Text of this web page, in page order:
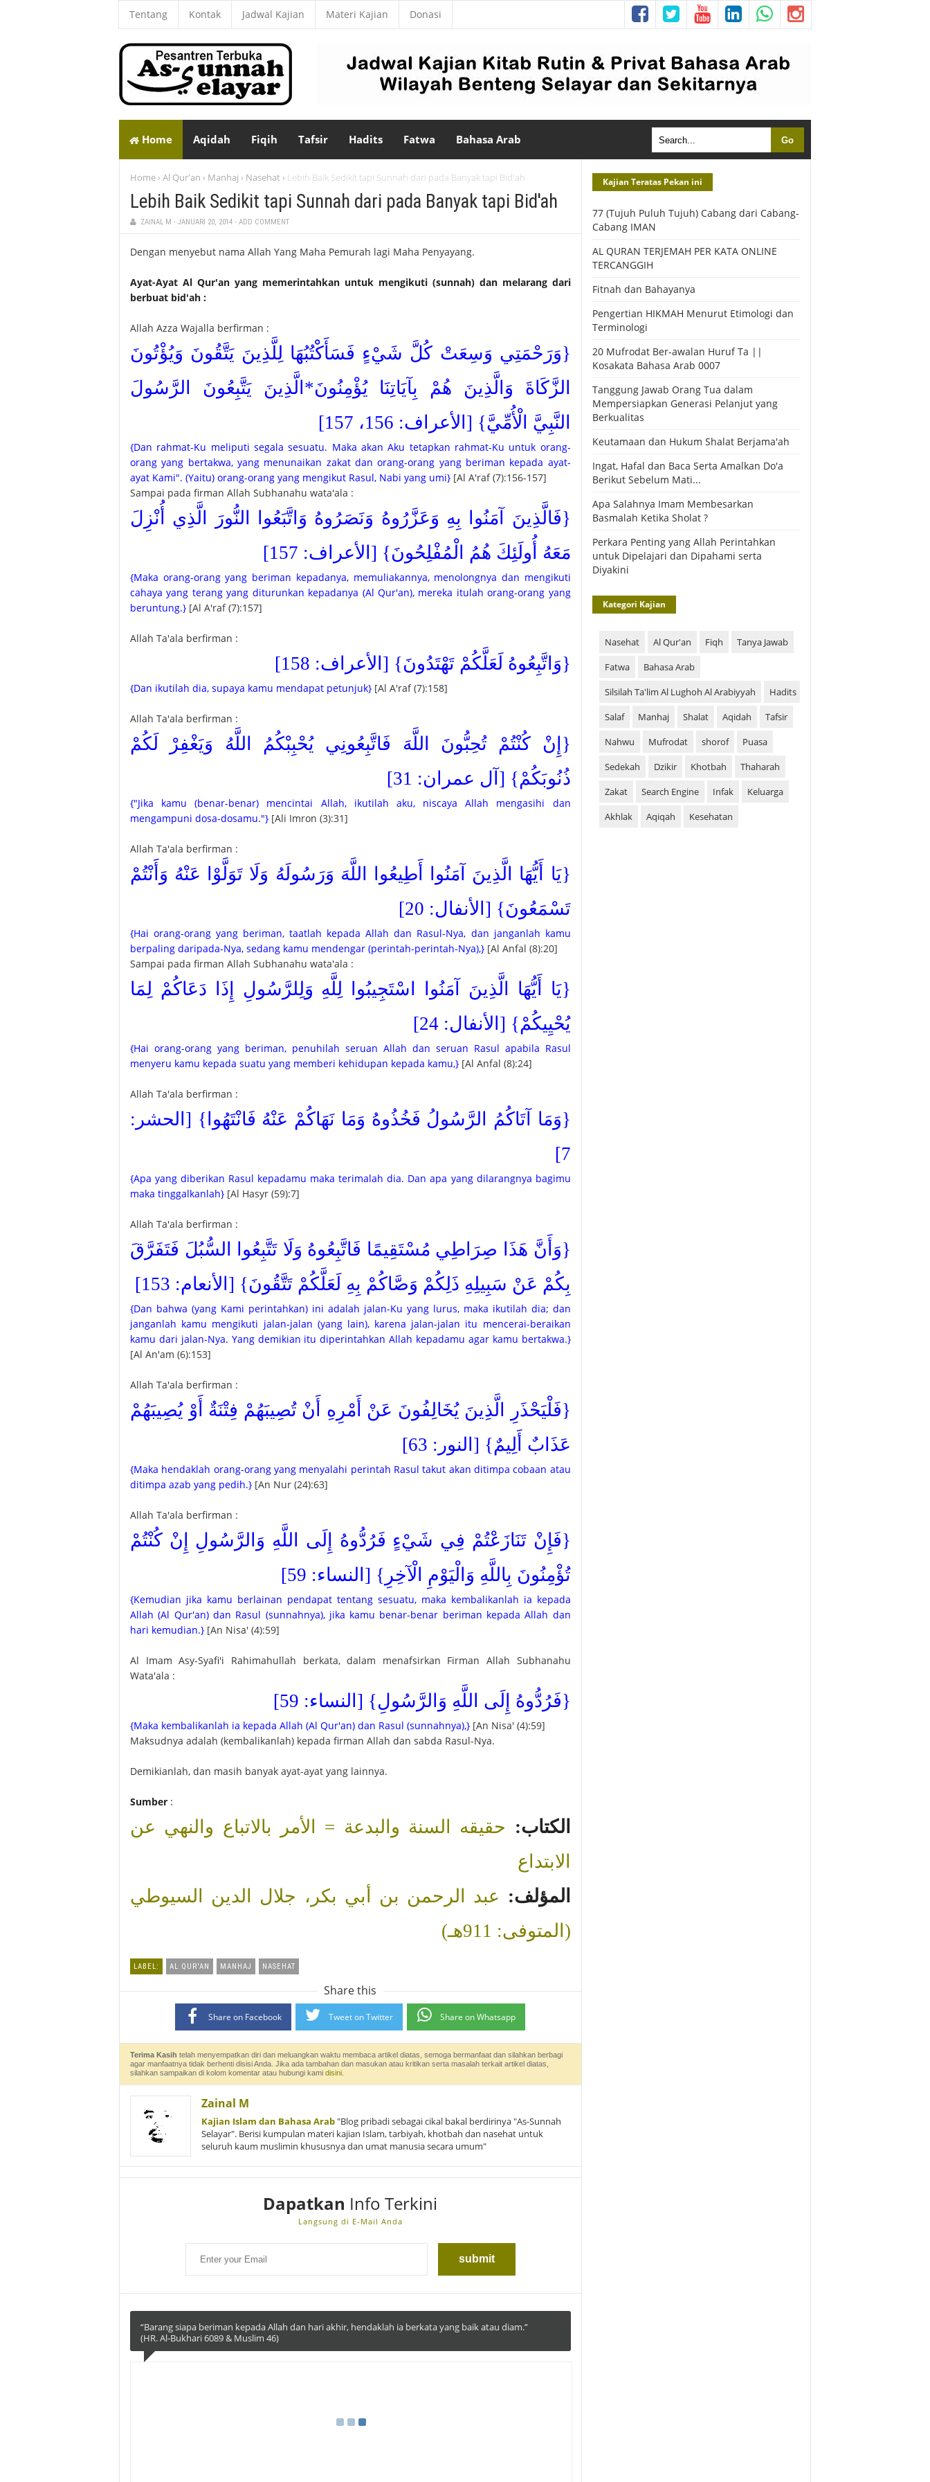
Tentang Kontak Jadwal Kajian Materi Kajian Donasi
Home Aqidah Fiqih Tafsir Hadits Fatwa Bahasa Arab
Home › Al Qur'an › Manhaj › Nasehat › Lebih Baik Sedikit tapi Sunnah dari pada Banyak tapi Bid'ah
Lebih Baik Sedikit tapi Sunnah dari pada Banyak tapi Bid'ah
ZAINAL M - JANUARI 20, 2014 - ADD COMMENT
Dengan menyebut nama Allah Yang Maha Pemurah lagi Maha Penyayang.
Ayat-Ayat Al Qur'an yang memerintahkan untuk mengikuti (sunnah) dan melarang dari
berbuat bid'ah :
Allah Azza Wajalla berfirman :
{وَرَحْمَتِي وَسِعَتْ كُلَّ شَيْءٍ فَسَأَكْتُبُهَا لِلَّذِينَ يَتَّقُونَ وَيُؤْتُونَ
الزَّكَاةَ وَالَّذِينَ هُمْ بِآيَاتِنَا يُؤْمِنُونَ*الَّذِينَ يَتَّبِعُونَ الرَّسُولَ
النَّبِيَّ الْأُمِّيَّ} [الأعراف: 156، 157]
{Dan rahmat-Ku meliputi segala sesuatu. Maka akan Aku tetapkan rahmat-Ku untuk orang-
orang yang bertakwa, yang menunaikan zakat dan orang-orang yang beriman kepada ayat-
ayat Kami". (Yaitu) orang-orang yang mengikut Rasul, Nabi yang umi} [Al A'raf (7):156-157]
Sampai pada firman Allah Subhanahu wata'ala :
{فَالَّذِينَ آمَنُوا بِهِ وَعَزَّرُوهُ وَنَصَرُوهُ وَاتَّبَعُوا النُّورَ الَّذِي أُنْزِلَ
مَعَهُ أُولَئِكَ هُمُ الْمُفْلِحُونَ} [الأعراف: 157]
{Maka orang-orang yang beriman kepadanya, memuliakannya, menolongnya dan mengikuti
cahaya yang terang yang diturunkan kepadanya (Al Qur'an), mereka itulah orang-orang yang
beruntung.} [Al A'raf (7):157]
Allah Ta'ala berfirman :
{وَاتَّبِعُوهُ لَعَلَّكُمْ تَهْتَدُونَ} [الأعراف: 158]
{Dan ikutilah dia, supaya kamu mendapat petunjuk} [Al A'raf (7):158]
Allah Ta'ala berfirman :
{إِنْ كُنْتُمْ تُحِبُّونَ اللَّهَ فَاتَّبِعُونِي يُحْبِبْكُمُ اللَّهُ وَيَغْفِرْ لَكُمْ
ذُنُوبَكُمْ} [آل عمران: 31]
{"Jika kamu (benar-benar) mencintai Allah, ikutilah aku, niscaya Allah mengasihi dan
mengampuni dosa-dosamu."} [Ali Imron (3):31]
Allah Ta'ala berfirman :
{يَا أَيُّهَا الَّذِينَ آمَنُوا أَطِيعُوا اللَّهَ وَرَسُولَهُ وَلَا تَوَلَّوْا عَنْهُ وَأَنْتُمْ
تَسْمَعُونَ} [الأنفال: 20]
{Hai orang-orang yang beriman, taatlah kepada Allah dan Rasul-Nya, dan janganlah kamu
berpaling daripada-Nya, sedang kamu mendengar (perintah-perintah-Nya),} [Al Anfal (8):20]
Sampai pada firman Allah Subhanahu wata'ala :
{يَا أَيُّهَا الَّذِينَ آمَنُوا اسْتَجِيبُوا لِلَّهِ وَلِلرَّسُولِ إِذَا دَعَاكُمْ لِمَا
يُحْيِيكُمْ} [الأنفال: 24]
{Hai orang-orang yang beriman, penuhilah seruan Allah dan seruan Rasul apabila Rasul
menyeru kamu kepada suatu yang memberi kehidupan kepada kamu,} [Al Anfal (8):24]
Allah Ta'ala berfirman :
{وَمَا آتَاكُمُ الرَّسُولُ فَخُذُوهُ وَمَا نَهَاكُمْ عَنْهُ فَانْتَهُوا} [الحشر:
7]
{Apa yang diberikan Rasul kepadamu maka terimalah dia. Dan apa yang dilarangnya bagimu
maka tinggalkanlah} [Al Hasyr (59):7]
Allah Ta'ala berfirman :
{وَأَنَّ هَذَا صِرَاطِي مُسْتَقِيمًا فَاتَّبِعُوهُ وَلَا تَتَّبِعُوا السُّبُلَ فَتَفَرَّقَ
بِكُمْ عَنْ سَبِيلِهِ ذَلِكُمْ وَصَّاكُمْ بِهِ لَعَلَّكُمْ تَتَّقُونَ} [الأنعام: 153]
{Dan bahwa (yang Kami perintahkan) ini adalah jalan-Ku yang lurus, maka ikutilah dia; dan
janganlah kamu mengikuti jalan-jalan (yang lain), karena jalan-jalan itu mencerai-beraikan
kamu dari jalan-Nya. Yang demikian itu diperintahkan Allah kepadamu agar kamu bertakwa.}
[Al An'am (6):153]
Allah Ta'ala berfirman :
{فَلْيَحْذَرِ الَّذِينَ يُخَالِفُونَ عَنْ أَمْرِهِ أَنْ تُصِيبَهُمْ فِتْنَةٌ أَوْ يُصِيبَهُمْ
عَذَابٌ أَلِيمٌ} [النور: 63]
{Maka hendaklah orang-orang yang menyalahi perintah Rasul takut akan ditimpa cobaan atau
ditimpa azab yang pedih.} [An Nur (24):63]
Allah Ta'ala berfirman :
{فَإِنْ تَنَازَعْتُمْ فِي شَيْءٍ فَرُدُّوهُ إِلَى اللَّهِ وَالرَّسُولِ إِنْ كُنْتُمْ
تُؤْمِنُونَ بِاللَّهِ وَالْيَوْمِ الْآخِرِ} [النساء: 59]
{Kemudian jika kamu berlainan pendapat tentang sesuatu, maka kembalikanlah ia kepada
Allah (Al Qur'an) dan Rasul (sunnahnya), jika kamu benar-benar beriman kepada Allah dan
hari kemudian.} [An Nisa' (4):59]
Al Imam Asy-Syafi'i Rahimahullah berkata, dalam menafsirkan Firman Allah Subhanahu
Wata'ala :
{فَرُدُّوهُ إِلَى اللَّهِ وَالرَّسُولِ} [النساء: 59]
{Maka kembalikanlah ia kepada Allah (Al Qur'an) dan Rasul (sunnahnya),} [An Nisa' (4):59]
Maksudnya adalah (kembalikanlah) kepada firman Allah dan sabda Rasul-Nya.
Demikianlah, dan masih banyak ayat-ayat yang lainnya.
Sumber :
الكتاب: حقيقه السنة والبدعة = الأمر بالاتباع والنهي عن
الابتداع
المؤلف: عبد الرحمن بن أبي بكر، جلال الدين السيوطي
(المتوفى: 911هـ)
LABEL: AL QUR'AN MANHAJ NASEHAT
Share this
Share on Facebook Tweet on Twitter Share on Whatsapp
Terima Kasih telah menyempatkan diri dan meluangkan waktu membaca artikel diatas, semoga bermanfaat dan silahkan berbagi
agar manfaatnya tidak berhenti disisi Anda. Jika ada tambahan dan masukan atau kritikan serta masalah terkait artikel diatas,
silahkan sampaikan di kolom komentar atau hubungi kami disini.
Zainal M
Kajian Islam dan Bahasa Arab"Blog pribadi sebagai cikal bakal berdirinya "As-Sunnah
Selayar". Berisi kumpulan materi kajian Islam, tarbiyah, khotbah dan nasehat untuk
seluruh kaum muslimin khususnya dan umat manusia secara umum"
Dapatkan Info Terkini
Langsung di E-Mail Anda
“Barang siapa beriman kepada Allah dan hari akhir, hendaklah ia berkata yang baik atau diam.”
(HR. Al-Bukhari 6089 & Muslim 46)
Kajian Teratas Pekan ini
77 (Tujuh Puluh Tujuh) Cabang dari Cabang-
Cabang IMAN
AL QURAN TERJEMAH PER KATA ONLINE
TERCANGGIH
Fitnah dan Bahayanya
Pengertian HIKMAH Menurut Etimologi dan
Terminologi
20 Mufrodat Ber-awalan Huruf Ta ||
Kosakata Bahasa Arab 0007
Tanggung Jawab Orang Tua dalam
Mempersiapkan Generasi Pelanjut yang
Berkualitas
Keutamaan dan Hukum Shalat Berjama'ah
Ingat, Hafal dan Baca Serta Amalkan Do'a
Berikut Sebelum Mati...
Apa Salahnya Imam Membesarkan
Basmalah Ketika Sholat ?
Perkara Penting yang Allah Perintahkan
untuk Dipelajari dan Dipahami serta
Diyakini
Kategori Kajian
Nasehat Al Qur'an Fiqh
Tanya Jawab
Fatwa
Bahasa Arab
Silsilah Ta'lim Al Lughoh Al Arabiyyah
Hadits
Salaf
Manhaj Shalat Aqidah
Tafsir
Nahwu
Mufrodat shorof
Puasa
Sedekah
Dzikir Khotbah
Thaharah
Zakat
Search Engine Infak
Keluarga
Akhlak
Aqiqah Kesehatan